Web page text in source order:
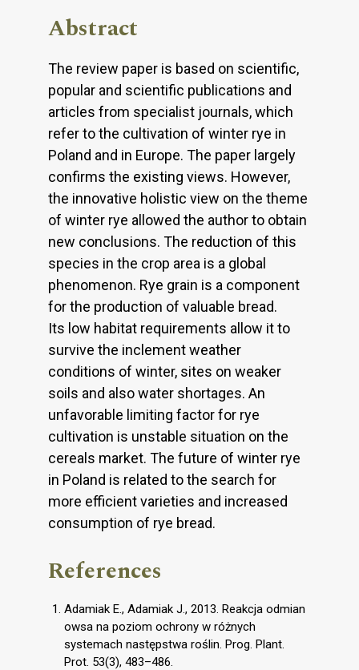
Abstract
The review paper is based on scientific,
popular and scientific publications and
articles from specialist journals, which
refer to the cultivation of winter rye in
Poland and in Europe. The paper largely
confirms the existing views. However,
the innovative holistic view on the theme
of winter rye allowed the author to obtain
new conclusions. The reduction of this
species in the crop area is a global
phenomenon. Rye grain is a component
for the production of valuable bread.
Its low habitat requirements allow it to
survive the inclement weather
conditions of winter, sites on weaker
soils and also water shortages. An
unfavorable limiting factor for rye
cultivation is unstable situation on the
cereals market. The future of winter rye
in Poland is related to the search for
more efficient varieties and increased
consumption of rye bread.
References
Adamiak E., Adamiak J., 2013. Reakcja odmian
owsa na poziom ochrony w różnych
systemach następstwa roślin. Prog. Plant.
Prot. 53(3), 483–486.